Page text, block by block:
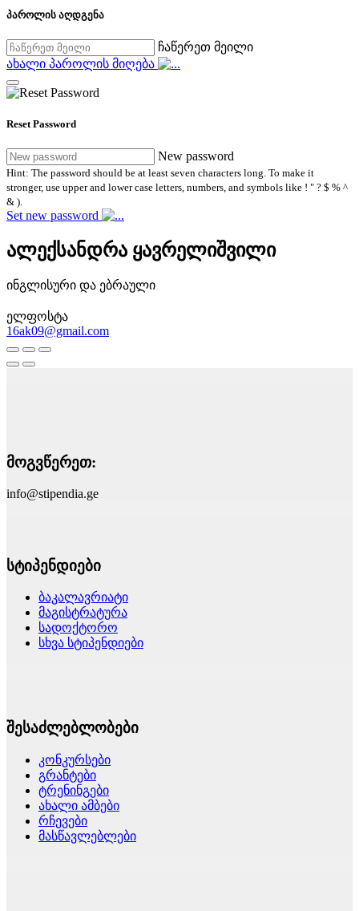
პაროლის აღდგენა
ჩაწერეთ მეილი
ახალი პაროლის მიღება
Reset Password
New password
Hint: The password should be at least seven characters long. To make it
stronger, use upper and lower case letters, numbers, and symbols like ! " ? $ % ^
& ).
Set new password
ალექსანდრა ყავრელიშვილი
ინგლისური და ებრაული
ელფოსტა
16ak09@gmail.com
მოგვწერეთ:
info@stipendia.ge
სტიპენდიები
ბაკალავრიატი
მაგისტრატურა
სადოქტორო
სხვა სტიპენდიები
შესაძლებლობები
კონკურსები
გრანტები
ტრენინგები
ახალი ამბები
რჩევები
მასწავლებლები